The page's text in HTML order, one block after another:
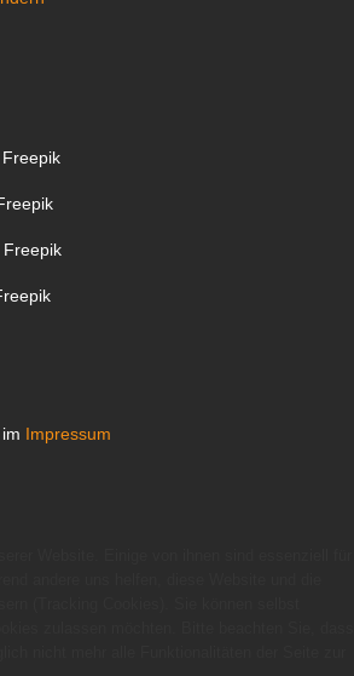
Freepik
Impressum
(Tracking Cookies). Sie können selbst